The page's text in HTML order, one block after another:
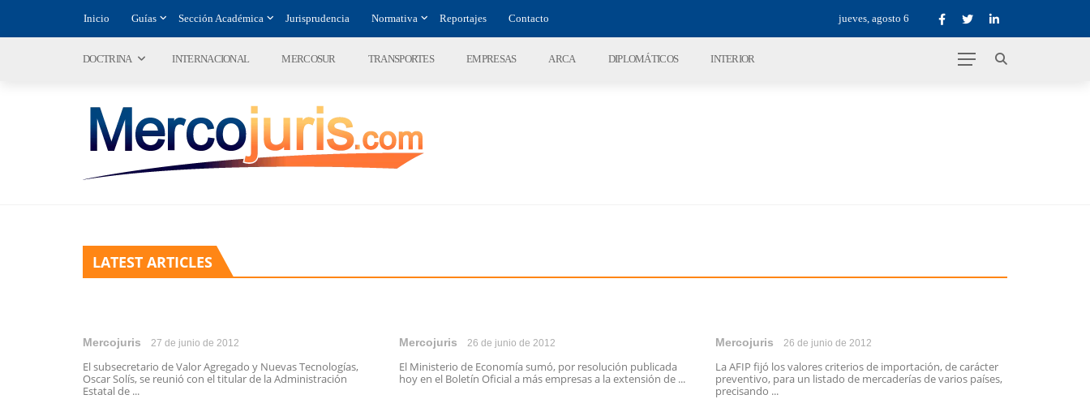
Inicio Guías Sección Académica Jurisprudencia Normativa Reportajes Contacto jueves, agosto 6
DOCTRINA INTERNACIONAL MERCOSUR TRANSPORTES EMPRESAS ARCA DIPLOMÁTICOS INTERIOR
LATEST ARTICLES
Mercojuris 27 de junio de 2012
El subsecretario de Valor Agregado y Nuevas Tecnologías,
Oscar Solís, se reunió con el titular de la Administración
Estatal de ...
Mercojuris 26 de junio de 2012
El Ministerio de Economía sumó, por resolución publicada
hoy en el Boletín Oficial a más empresas a la extensión de ...
Mercojuris 26 de junio de 2012
La AFIP fijó los valores criterios de importación, de carácter
preventivo, para un listado de mercaderías de varios países,
precisando ...